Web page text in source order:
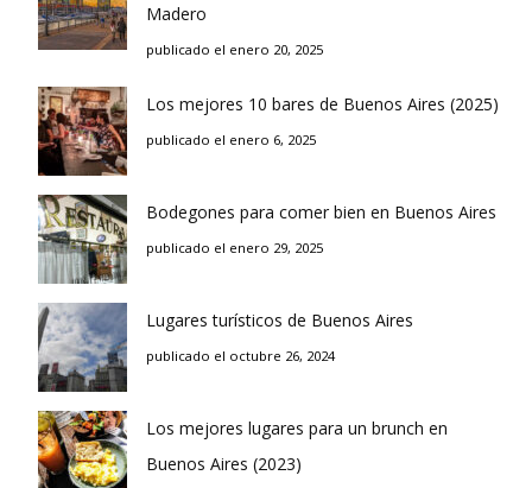
Madero
publicado el enero 20, 2025
Los mejores 10 bares de Buenos Aires (2025)
publicado el enero 6, 2025
Bodegones para comer bien en Buenos Aires
publicado el enero 29, 2025
Lugares turísticos de Buenos Aires
publicado el octubre 26, 2024
Los mejores lugares para un brunch en
Buenos Aires (2023)